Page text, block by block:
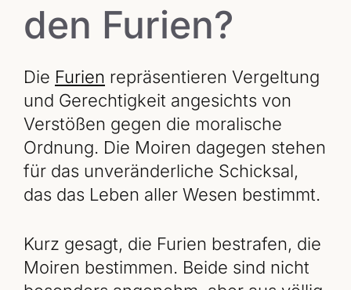
den Furien?
Die Furien repräsentieren Vergeltung
und Gerechtigkeit angesichts von
Verstößen gegen die moralische
Ordnung. Die Moiren dagegen stehen
für das unveränderliche Schicksal,
das das Leben aller Wesen bestimmt.
Kurz gesagt, die Furien bestrafen, die
Moiren bestimmen. Beide sind nicht